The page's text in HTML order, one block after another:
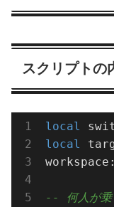
スクリプトの
local
local
-- 何人が乗